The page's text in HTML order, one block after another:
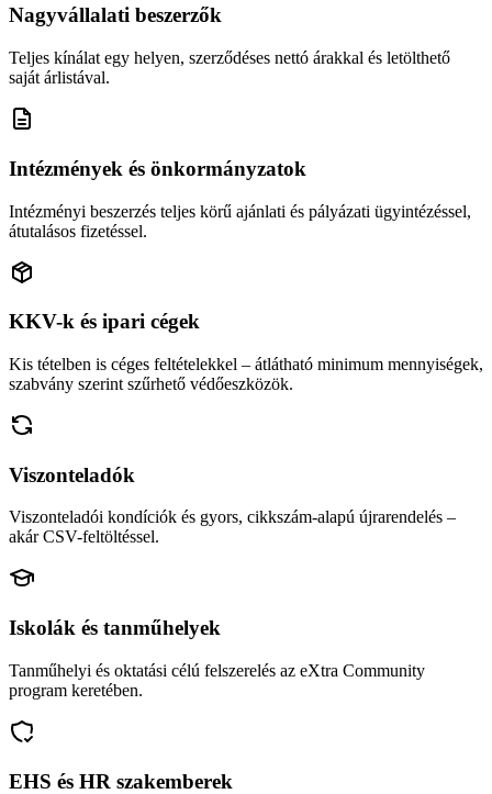
Nagyvállalati beszerzők
Teljes kínálat egy helyen, szerződéses nettó árakkal és letölthető
saját árlistával.
Intézmények és önkormányzatok
Intézményi beszerzés teljes körű ajánlati és pályázati ügyintézéssel,
átutalásos fizetéssel.
KKV-k és ipari cégek
Kis tételben is céges feltételekkel – átlátható minimum mennyiségek,
szabvány szerint szűrhető védőeszközök.
Viszonteladók
Viszonteladói kondíciók és gyors, cikkszám-alapú újrarendelés –
akár CSV-feltöltéssel.
Iskolák és tanműhelyek
Tanműhelyi és oktatási célú felszerelés az eXtra Community
program keretében.
EHS és HR szakemberek